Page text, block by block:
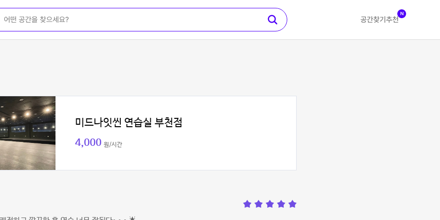
공간찾기 추천
N
미드나잇씬 연습실 부천점
4,000 원/시간